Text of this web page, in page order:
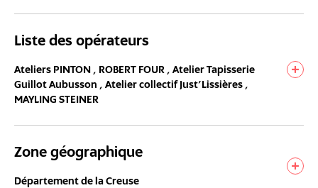
Liste des opérateurs
Ateliers PINTON , ROBERT FOUR , Atelier Tapisserie
Guillot Aubusson , Atelier collectif Just’Lissières ,
MAYLING STEINER
Zone géographique
Département de la Creuse